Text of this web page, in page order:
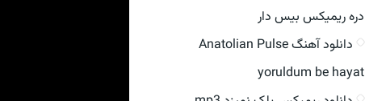
دره ریمیکس بیس دار
دانلود آهنگ Anatolian Pulse
yoruldum be hayat